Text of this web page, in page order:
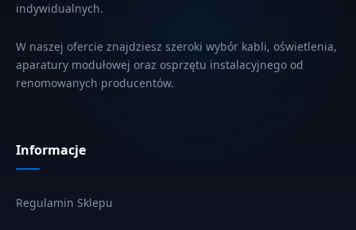
indywidualnych.
W naszej ofercie znajdziesz szeroki wybór kabli, oświetlenia,
aparatury modułowej oraz osprzętu instalacyjnego od
renomowanych producentów.
Informacje
Regulamin Sklepu